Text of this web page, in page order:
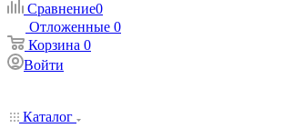
Сравнение0
Отложенные 0
Корзина 0
Войти
Каталог